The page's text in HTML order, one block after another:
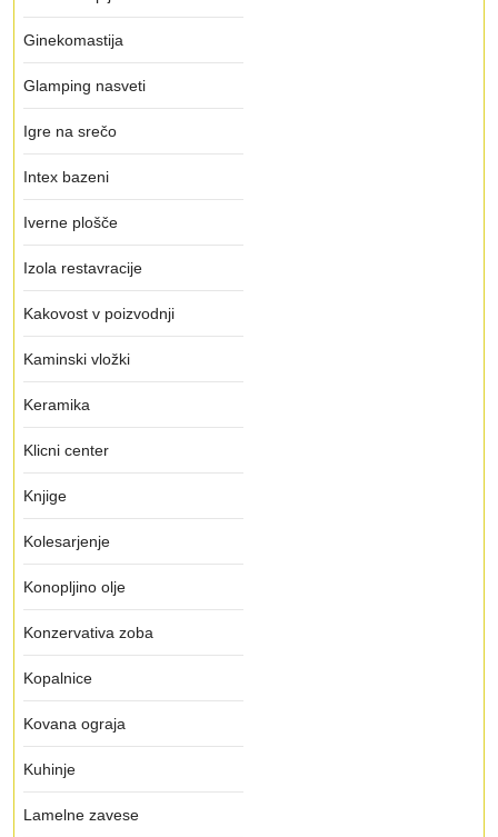
Ginekomastija
Glamping nasveti
Igre na srečo
Intex bazeni
Iverne plošče
Izola restavracije
Kakovost v poizvodnji
Kaminski vložki
Keramika
Klicni center
Knjige
Kolesarjenje
Konopljino olje
Konzervativa zoba
Kopalnice
Kovana ograja
Kuhinje
Lamelne zavese